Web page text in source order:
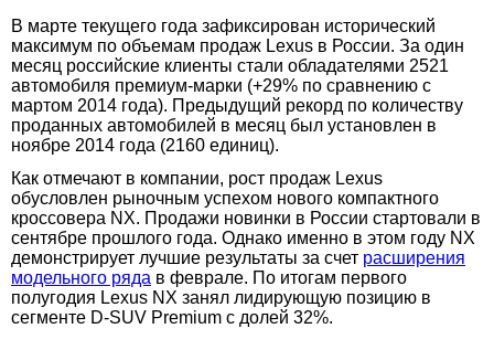
В марте текущего года зафиксирован исторический
максимум по объемам продаж Lexus в России. За один
месяц российские клиенты стали обладателями 2521
автомобиля премиум-марки (+29% по сравнению с
мартом 2014 года). Предыдущий рекорд по количеству
проданных автомобилей в месяц был установлен в
ноябре 2014 года (2160 единиц).
Как отмечают в компании, рост продаж Lexus
обусловлен рыночным успехом нового компактного
кроссовера NX. Продажи новинки в России стартовали в
сентябре прошлого года. Однако именно в этом году NX
демонстрирует лучшие результаты за счет расширения
модельного ряда в феврале. По итогам первого
полугодия Lexus NX занял лидирующую позицию в
сегменте D-SUV Premium с долей 32%.